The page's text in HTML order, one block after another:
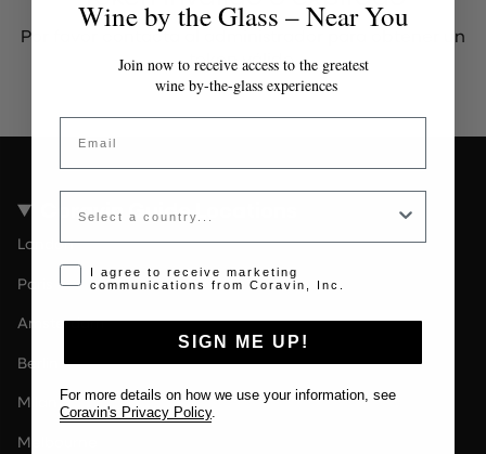
Por favor contacta al administrador para obtener un
token válido.
Coravin Guide Locations
London
Paris
Amsterdam
Berlin
Milan
Melbourne
Wine by the Glass – Near You
Join now to receive access to the greatest
wine by-the-glass experiences
Email
Country
Opt-in disclaimer
I agree to receive marketing
communications from Coravin, Inc.
SIGN ME UP!
For more details on how we use your information, see
Coravin's Privacy Policy